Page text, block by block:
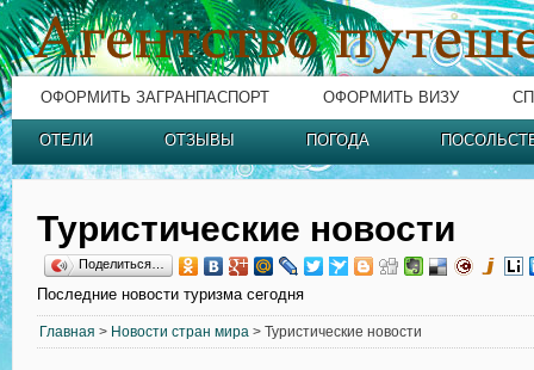
ОФОРМИТЬ ЗАГРАНПАСПОРТ ОФОРМИТЬ ВИЗУ
ОТЕЛИ ОТЗЫВЫ ПОГОДА
Туристические новости
Поделиться…
Последние новости туризма сегодня
Главная > Новости стран мира > Туристические новости